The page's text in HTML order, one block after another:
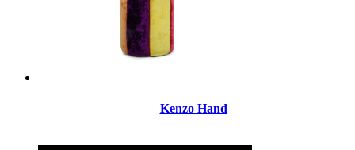
Kenzo Hand